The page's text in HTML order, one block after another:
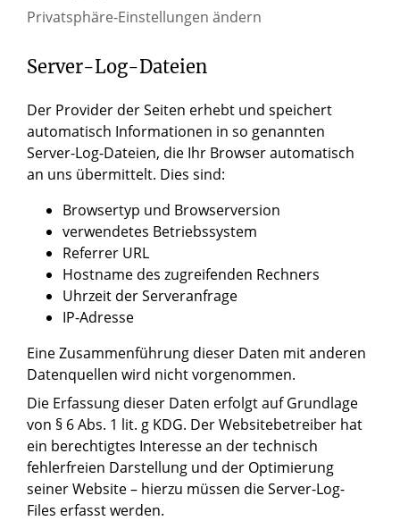
Privatsphäre-Einstellungen ändern
Server-Log-Dateien
Der Provider der Seiten erhebt und speichert
automatisch Informationen in so genannten
Server-Log-Dateien, die Ihr Browser automatisch
an uns übermittelt. Dies sind:
Browsertyp und Browserversion
verwendetes Betriebssystem
Referrer URL
Hostname des zugreifenden Rechners
Uhrzeit der Serveranfrage
IP-Adresse
Eine Zusammenführung dieser Daten mit anderen
Datenquellen wird nicht vorgenommen.
Die Erfassung dieser Daten erfolgt auf Grundlage
von § 6 Abs. 1 lit. g KDG. Der Websitebetreiber hat
ein berechtigtes Interesse an der technisch
fehlerfreien Darstellung und der Optimierung
seiner Website – hierzu müssen die Server-Log-
Files erfasst werden.